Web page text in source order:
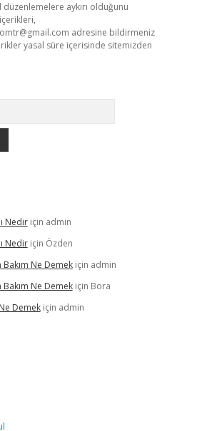
düzenlemelere aykırı olduğunu
adresine bildirmeniz
yasal süre içerisinde sitemizden
Nediriçin admin
Nediriçin Özden
Ne Demekiçin admin
Ne Demekiçin Bora
Demekiçin admin